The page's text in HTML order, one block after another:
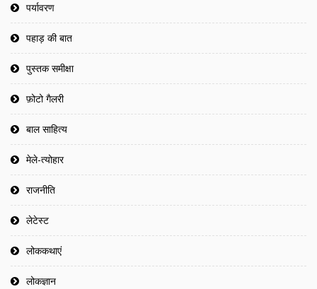
पर्यावरण
पहाड़ की बात
पुस्तक समीक्षा
फ़ोटो गैलरी
बाल साहित्य
मेले-त्योहार
राजनीति
लेटेस्ट
लोककथाएं
लोकज्ञान